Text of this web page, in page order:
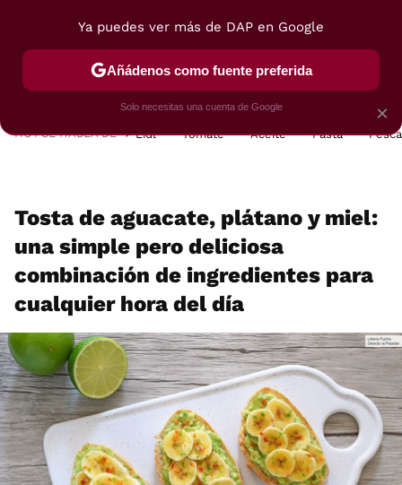
POSTRES VIAJES SELECCIÓN VEGUI
HOY SE HABLA DE Lidl Tomate Aceite Pasta
Tosta de aguacate, plátano y miel:
una simple pero deliciosa
combinación de ingredientes para
cualquier hora del día
×
Ya puedes ver más de DAP en Google
Añádenos como fuente preferida
Solo necesitas una cuenta de Google